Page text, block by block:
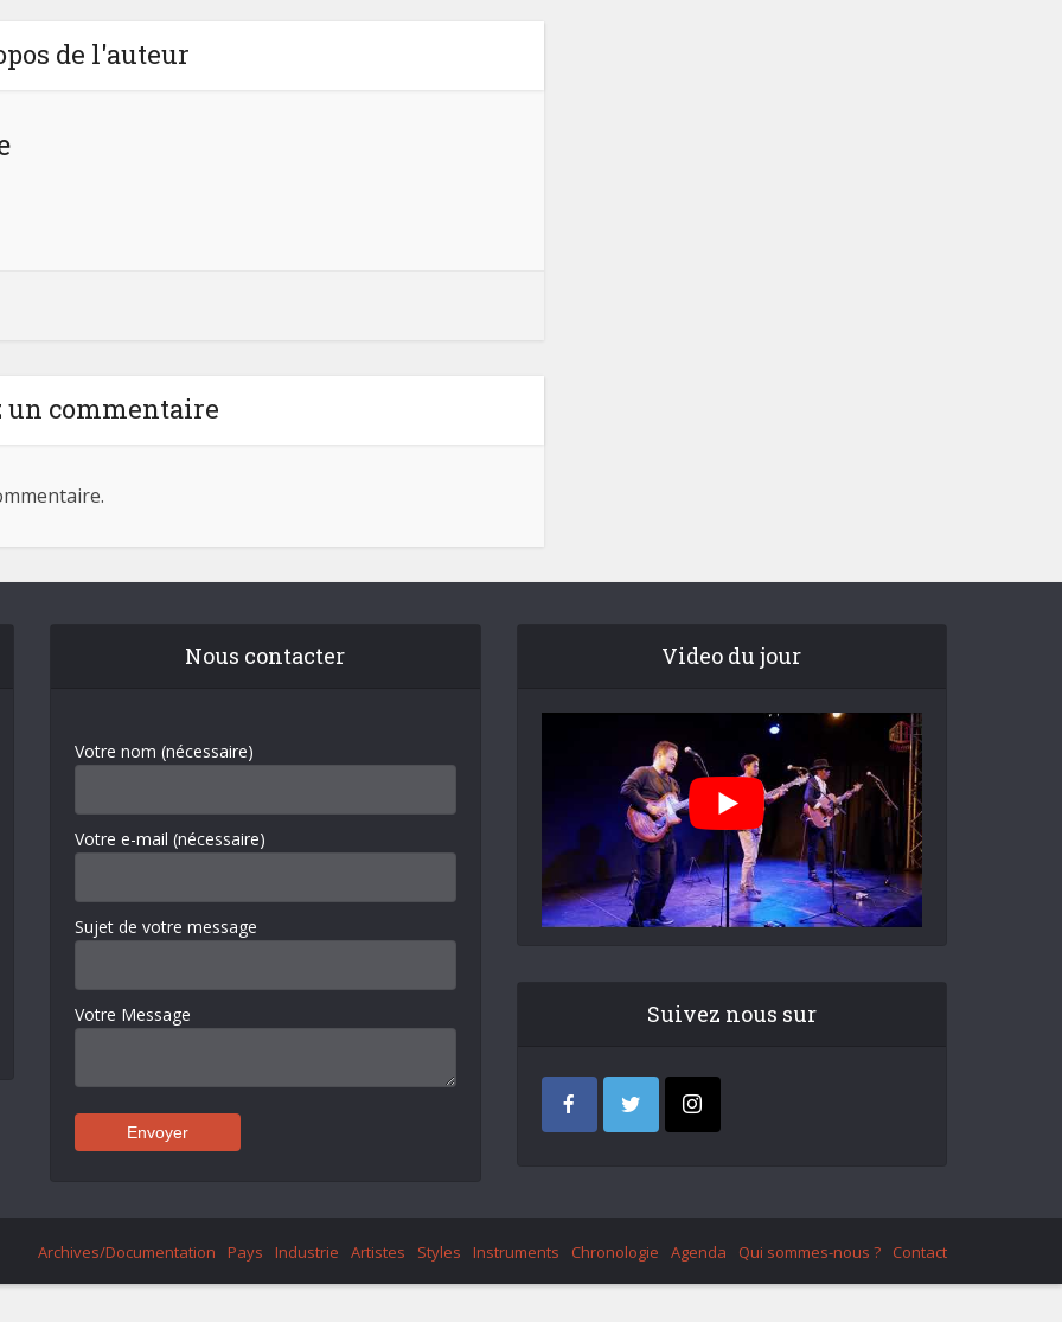
de l'auteur
un commentaire
Nous contacter
Votre nom (nécessaire)
Votre e-mail (nécessaire)
Sujet de votre message
Votre Message
Video du jour
Suivez nous sur
Archives/Documentation Pays Industrie Artistes Styles Instruments Chronologie Agenda Qui sommes-nous ? Contact